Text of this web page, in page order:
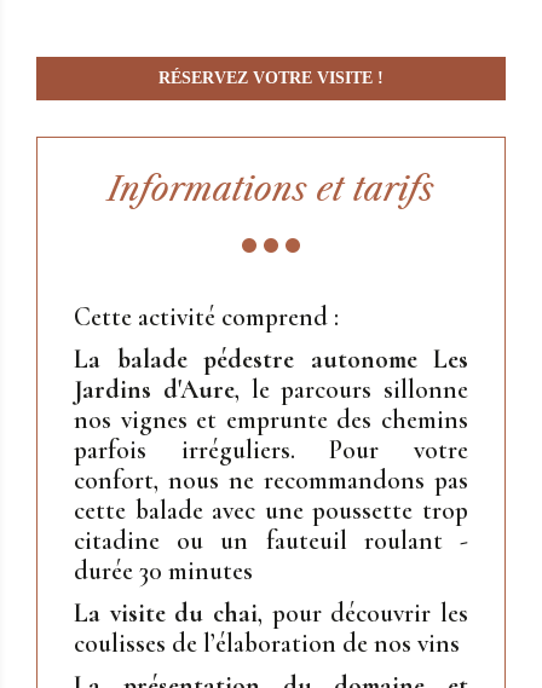
RÉSERVEZ VOTRE VISITE !
Informations et tarifs
Cette activité comprend :
La balade pédestre autonome Les
Jardins d'Aure, le parcours sillonne
nos vignes et emprunte des chemins
parfois irréguliers. Pour votre
confort, nous ne recommandons pas
cette balade avec une poussette trop
citadine ou un fauteuil roulant -
durée 30 minutes
La visite du chai, pour découvrir les
coulisses de l’élaboration de nos vins